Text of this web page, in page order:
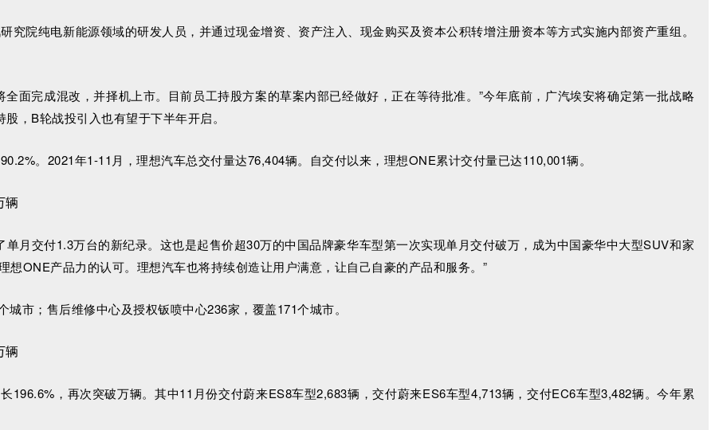
究院纯电新能源领域的研发人员，并通过现金增资、资产注入、现金购买及资本公积转增注册资本等方式实施内部资产重组。
面完成混改，并择机上市。目前员工持股方案的草案内部已经做好，正在等待批准。”今年底前，广汽埃安将确定第一批战略
，B轮战投引入也有望于下半年开启。
。2021年1-11月，理想汽车总交付量达76,404辆。自交付以来，理想ONE累计交付量已达110,001辆。
月交付1.3万台的新纪录。这也是起售价超30万的中国品牌豪华车型第一次实现单月交付破万，成为中国豪华中大型SUV和家
ONE产品力的认可。理想汽车也将持续创造让用户满意，让自己自豪的产品和服务。”
市；售后维修中心及授权钣喷中心236家，覆盖171个城市。
196.6%，再次突破万辆。其中11月份交付蔚来ES8车型2,683辆，交付蔚来ES6车型4,713辆，交付EC6车型3,482辆。今年累